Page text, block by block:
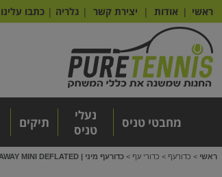
ראשי | אודות | יצירת קשר | גלריה | כתבו עלינו
מחבטי טניס
נעלי
טניס
תיקים
ראשי > כדורעף > כדורי עף > כדורעף מיני | CASTAWAY MINI DEFLATED